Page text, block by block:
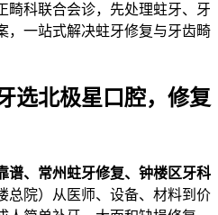
畸科联合会诊，先处理蛀牙、牙
，一站式解决蛀牙修复与牙齿畸
选北极星口腔，修复
谱、常州蛀牙修复、钟楼区牙科
总院）从医师、设备、材料到价